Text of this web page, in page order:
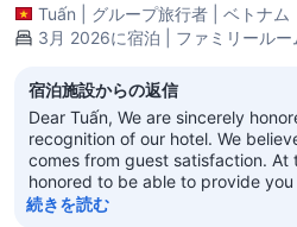
Tuấn グループ旅行者
ベトナム
3月 2026に宿泊 | ファミリールー
宿泊施設からの返信
Dear Tuấn, We are sincerely honored by your support and
recognition of our hotel. We
comes from guest satisfaction. At
honored to be able to provide
service. We warmly welcome you
続きを読む